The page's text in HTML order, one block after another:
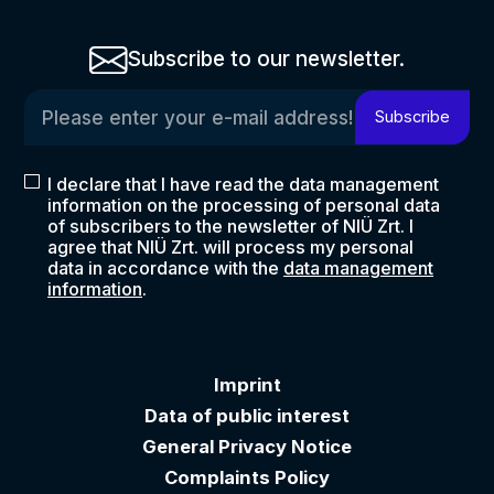
Subscribe to our newsletter.
Subscribe
I declare that I have read the data management
information on the processing of personal data
of subscribers to the newsletter of NIÜ Zrt. I
agree that NIÜ Zrt. will process my personal
data in accordance with the data management
information.
Imprint
Data of public interest
General Privacy Notice
Complaints Policy